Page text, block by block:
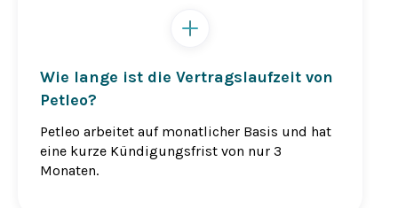
Wie lange ist die Vertragslaufzeit von
Petleo?
Petleo arbeitet auf monatlicher Basis und hat
eine kurze Kündigungsfrist von nur 3
Monaten.